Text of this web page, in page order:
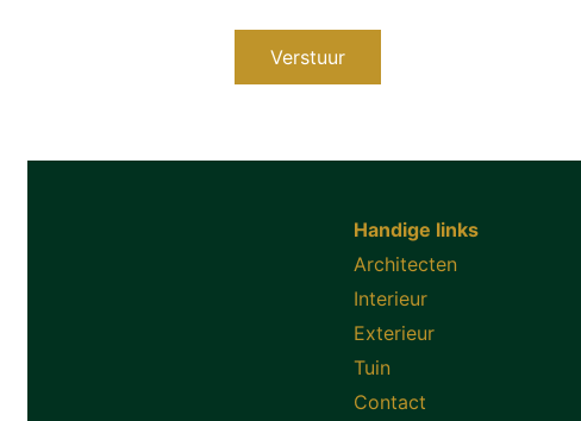
Verstuur
Handige links
Architecten
Interieur
Exterieur
Tuin
Contact